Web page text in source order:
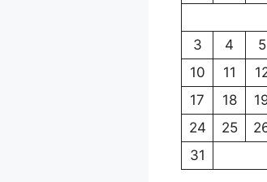
3
4 5
10
11
17
18
24
25
31